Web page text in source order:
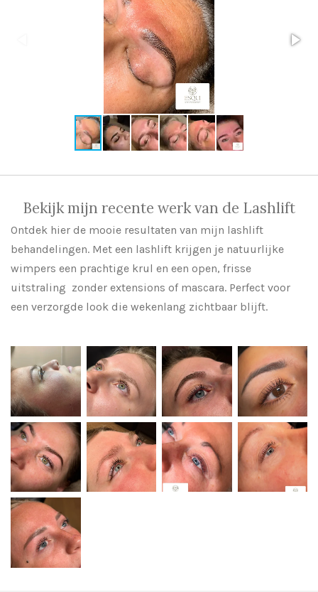
Bekijk mijn recente werk van de Lashlift
Ontdek hier de mooie resultaten van mijn lashlift
behandelingen. Met een lashlift krijgen je natuurlijke
wimpers een prachtige krul en een open, frisse
uitstraling zonder extensions of mascara. Perfect voor
een verzorgde look die wekenlang zichtbaar blijft.